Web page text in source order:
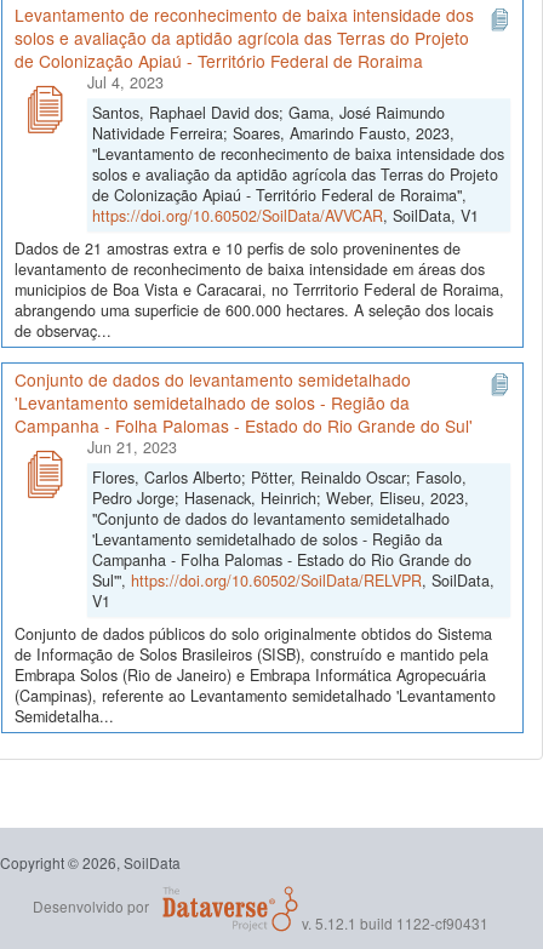
Levantamento de reconhecimento de baixa intensidade dos
solos e avaliação da aptidão agrícola das Terras do Projeto
de Colonização Apiaú - Território Federal de Roraima
Jul 4, 2023
Santos, Raphael David dos; Gama, José Raimundo
Natividade Ferreira; Soares, Amarindo Fausto, 2023,
"Levantamento de reconhecimento de baixa intensidade dos
solos e avaliação da aptidão agrícola das Terras do Projeto
de Colonização Apiaú - Território Federal de Roraima",
https://doi.org/10.60502/SoilData/AVVCAR, SoilData, V1
Dados de 21 amostras extra e 10 perfis de solo proveninentes de
levantamento de reconhecimento de baixa intensidade em áreas dos
municipios de Boa Vista e Caracarai, no Terrritorio Federal de Roraima,
abrangendo uma superficie de 600.000 hectares. A seleção dos locais
de observaç...
Conjunto de dados do levantamento semidetalhado
'Levantamento semidetalhado de solos - Região da
Campanha - Folha Palomas - Estado do Rio Grande do Sul'
Jun 21, 2023
Flores, Carlos Alberto; Pötter, Reinaldo Oscar; Fasolo,
Pedro Jorge; Hasenack, Heinrich; Weber, Eliseu, 2023,
"Conjunto de dados do levantamento semidetalhado
'Levantamento semidetalhado de solos - Região da
Campanha - Folha Palomas - Estado do Rio Grande do
Sul'", https://doi.org/10.60502/SoilData/RELVPR, SoilData,
V1
Conjunto de dados públicos do solo originalmente obtidos do Sistema
de Informação de Solos Brasileiros (SISB), construído e mantido pela
Embrapa Solos (Rio de Janeiro) e Embrapa Informática Agropecuária
(Campinas), referente ao Levantamento semidetalhado 'Levantamento
Semidetalha...
Copyright © 2026, SoilData
Desenvolvido por
v. 5.12.1 build 1122-cf90431